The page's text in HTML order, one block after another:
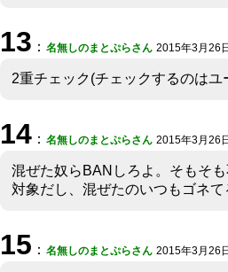
13 ： 名無しのまとぷらさん 2015年3月26
2重チェック(チェックするのはユ
14 ： 名無しのまとぷらさん 2015年3月26
混ぜた奴らBANしろよ。そもそ
対象だし、混ぜたのいつもゴネて
15 ： 名無しのまとぷらさん 2015年3月26